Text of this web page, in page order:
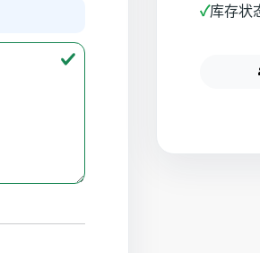
✓库存状